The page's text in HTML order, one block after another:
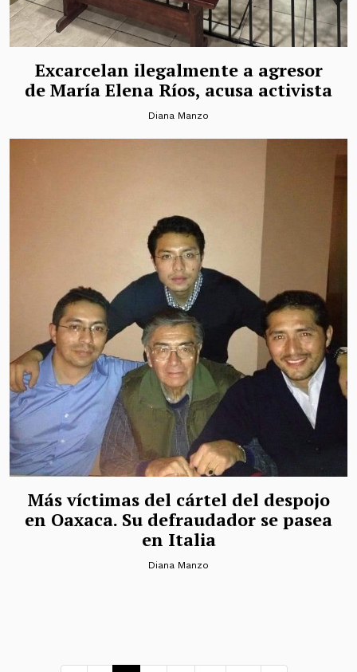
Excarcelan ilegalmente a agresor
de María Elena Ríos, acusa activista
Diana Manzo
Más víctimas del cártel del despojo
en Oaxaca. Su defraudador se pasea
en Italia
Diana Manzo